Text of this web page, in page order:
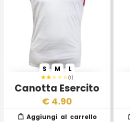
(1)
Canotta Esercito
Inglese
S M L
€ 4.90